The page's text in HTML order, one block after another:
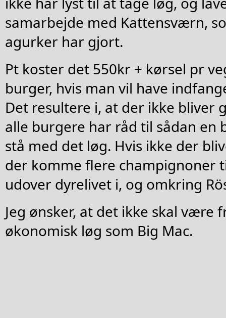
samarbejde med Kattensværn,
agurker har gjort.
Pt koster det 550kr + kørsel pr
burger, hvis man vil have
Det resultere i, at der ikke bliver
alle burgere har råd til sådan en
stå med det løg. Hvis ikke der
der komme flere champignoner
udover dyrelivet i, og omkring
Jeg ønsker, at det ikke skal være
økonomisk løg som Big Mac.